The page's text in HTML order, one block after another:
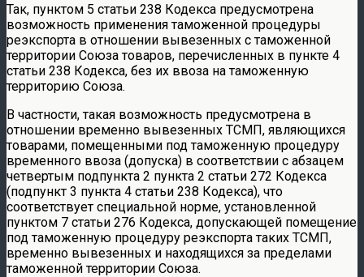
Так, пунктом 5 статьи 238 Кодекса предусмотрена
возможность применения таможенной процедуры
реэкспорта в отношении вывезенных с таможенной
территории Союза товаров, перечисленных в пункте 4
статьи 238 Кодекса, без их ввоза на таможенную
территорию Союза.
В частности, такая возможность предусмотрена в
отношении временно вывезенных ТСМП, являющихся
товарами, помещенными под таможенную процедуру
временного ввоза (допуска) в соответствии с абзацем
четвертым подпункта 2 пункта 2 статьи 272 Кодекса
(подпункт 3 пункта 4 статьи 238 Кодекса), что
соответствует специальной норме, установленной
пунктом 7 статьи 276 Кодекса, допускающей помещение
под таможенную процедуру реэкспорта таких ТСМП,
временно вывезенных и находящихся за пределами
таможенной территории Союза.